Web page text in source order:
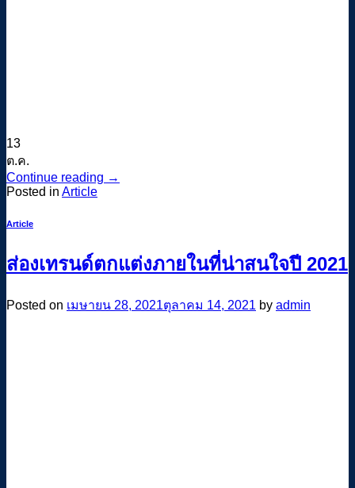
13
ต.ค.
Continue reading →
Posted in Article
Article
ส่องเทรนด์ตกแต่งภายในที่น่าสนใจปี 2021
Posted on เมษายน 28, 2021ตุลาคม 14, 2021 by admin